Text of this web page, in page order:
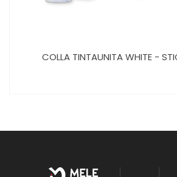
COLLA TINTAUNITA WHITE -